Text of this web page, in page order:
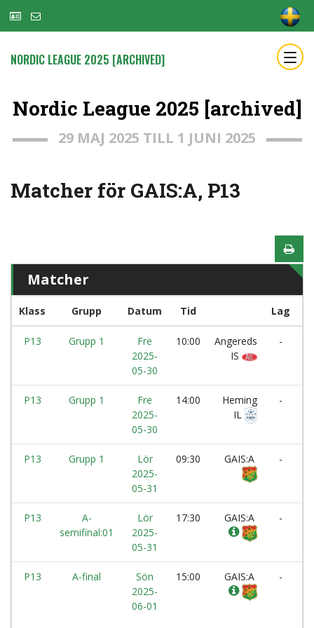
NORDIC LEAGUE 2025 [ARCHIVED]
Nordic League 2025 [archived]
29 MAJ 2025 TILL 1 JUNI 2025
Matcher för GAIS:A, P13
Matcher
Klass Grupp Datum Tid Lag
P13 Grupp 1
Fre
2025-
05-30
10:00
Angereds
IS
-
P13 Grupp 1
Fre
2025-
05-30
14:00
Heming
IL
-
P13 Grupp 1
Lör
2025-
05-31
09:30 GAIS:A
-
P13
A-
semifinal:01
Lör
2025-
05-31
17:30 GAIS:A
-
P13 A-final
Sön
2025-
06-01
15:00 GAIS:A
-